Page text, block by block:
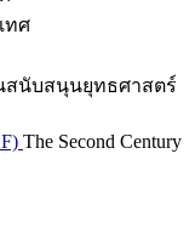
ทศ
สนับสนุนยุทธศาสตร์
The Second Century